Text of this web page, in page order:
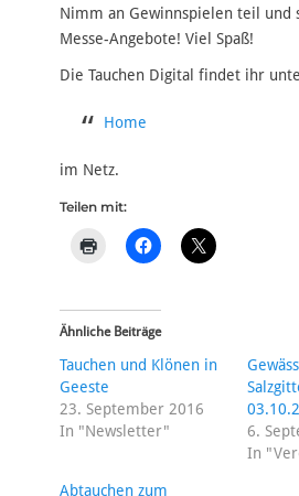
Nimm an Gewinnspielen teil und
Messe-Angebote! Viel Spaß!
Die Tauchen Digital findet ihr
Home
im Netz.
Teilen mit:
Ähnliche Beiträge
Tauchen und Klönen in
Geeste
23. September 2016
In "Newsletter"
6.
In
Abtauchen zum